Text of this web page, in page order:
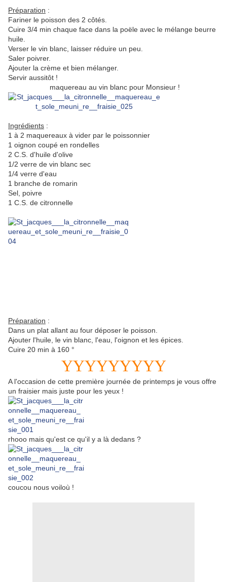
Préparation :
Fariner le poisson des 2 côtés.
Cuire 3/4 min chaque face dans la poële avec le mélange beurre
huile.
Verser le vin blanc, laisser réduire un peu.
Saler poivrer.
Ajouter la crème et bien mélanger.
Servir aussitôt !
maquereau au vin blanc pour Monsieur !
Ingrédients :
1 à 2 maquereaux à vider par le poissonnier
1 oignon coupé en rondelles
2 C.S. d'huile d'olive
1/2 verre de vin blanc sec
1/4 verre d'eau
1 branche de romarin
Sel, poivre
1 C.S. de citronnelle
Préparation :
Dans un plat allant au four déposer le poisson.
Ajouter l'huile, le vin blanc, l'eau, l'oignon et les épices.
Cuire 20 min à 160 °
YYYYYYYYY
A l'occasion de cette première journée de printemps je vous offre
un fraisier mais juste pour les yeux !
rhooo mais qu'est ce qu'il y a là dedans ?
coucou nous voiloù !